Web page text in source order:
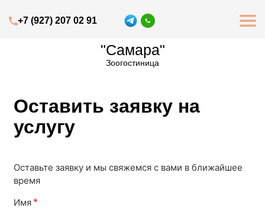
Навигация
Основная
"Самара"
Зоогостиница
+7 (927) 207 02 91 +79272070291
whatsapp
Оставить заявку на
услугу
Оставьте заявку и мы свяжемся с вами в ближайшее
время
Имя